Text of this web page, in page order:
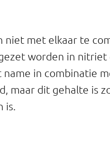
niet met elkaar te
worden in nitriet
name in combinatie
maar dit gehalte is
is.